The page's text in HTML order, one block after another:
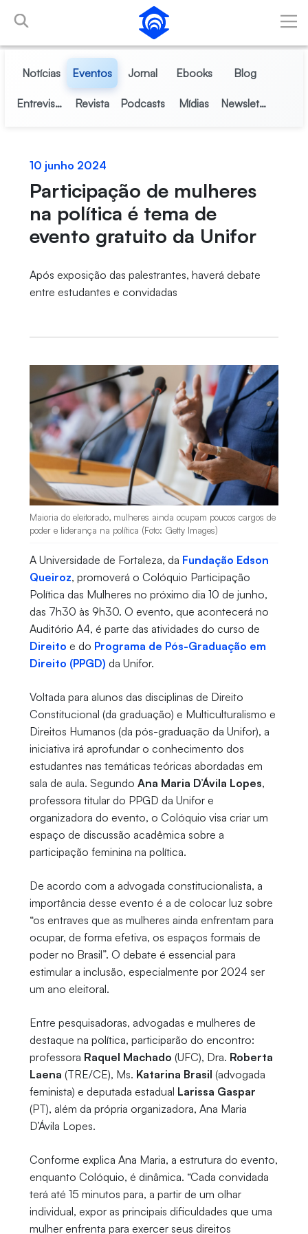
Pular para o Conteúdo principal
Notícias Eventos Jornal Ebooks Blog
Entrevistas Revista Podcasts Mídias Newsletter
10 junho 2024
Participação de mulheres
na política é tema de
evento gratuito da Unifor
Após exposição das palestrantes, haverá debate
entre estudantes e convidadas
Maioria do eleitorado, mulheres ainda ocupam poucos cargos de
poder e liderança na política (Foto: Getty Images)
A Universidade de Fortaleza, da Fundação Edson
Queiroz, promoverá o Colóquio Participação
Política das Mulheres no próximo dia 10 de junho,
das 7h30 às 9h30. O evento, que acontecerá no
Auditório A4, é parte das atividades do curso de
Direito e do Programa de Pós-Graduação em
Direito (PPGD) da Unifor.
Voltada para alunos das disciplinas de Direito
Constitucional (da graduação) e Multiculturalismo e
Direitos Humanos (da pós-graduação da Unifor), a
iniciativa irá aprofundar o conhecimento dos
estudantes nas temáticas teóricas abordadas em
sala de aula. Segundo Ana Maria D’Ávila Lopes,
professora titular do PPGD da Unifor e
organizadora do evento, o Colóquio visa criar um
espaço de discussão acadêmica sobre a
participação feminina na política.
De acordo com a advogada constitucionalista, a
importância desse evento é a de colocar luz sobre
“os entraves que as mulheres ainda enfrentam para
ocupar, de forma efetiva, os espaços formais de
poder no Brasil”. O debate é essencial para
estimular a inclusão, especialmente por 2024 ser
um ano eleitoral.
Entre pesquisadoras, advogadas e mulheres de
destaque na política, participarão do encontro:
professora Raquel Machado (UFC), Dra. Roberta
Laena (TRE/CE), Ms. Katarina Brasil (advogada
feminista) e deputada estadual Larissa Gaspar
(PT), além da própria organizadora, Ana Maria
D’Ávila Lopes.
Conforme explica Ana Maria, a estrutura do evento,
enquanto Colóquio, é dinâmica. “Cada convidada
terá até 15 minutos para, a partir de um olhar
individual, expor as principais dificuldades que uma
mulher enfrenta para exercer seus direitos